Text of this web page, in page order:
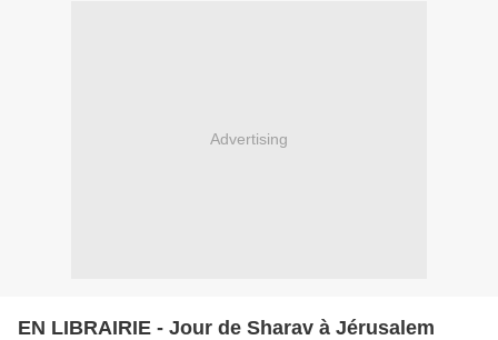
Advertising
EN LIBRAIRIE - Jour de Sharav à Jérusalem